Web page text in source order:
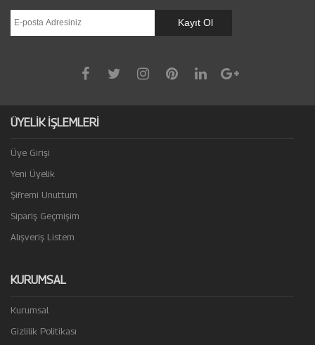
ÜYELİK İŞLEMLERİ
Üye Girişi
Yeni Üyelik
Şifremi Unuttum
Sipariş Geçmişim
Alışveriş Listem
KURUMSAL
Kurumsal
Gizlilik Politikası